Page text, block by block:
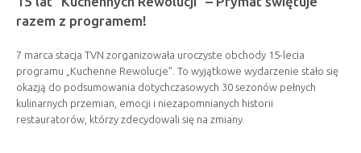
razem z programem!
7 marca stacja TVN zorganizowała uroczyste obchody 15-lecia
programu „Kuchenne Rewolucje”. To wyjątkowe wydarzenie stało się
okazją do podsumowania dotychczasowych 30 sezonów pełnych
kulinarnych przemian, emocji i niezapomnianych historii
restauratorów, którzy zdecydowali się na zmiany.